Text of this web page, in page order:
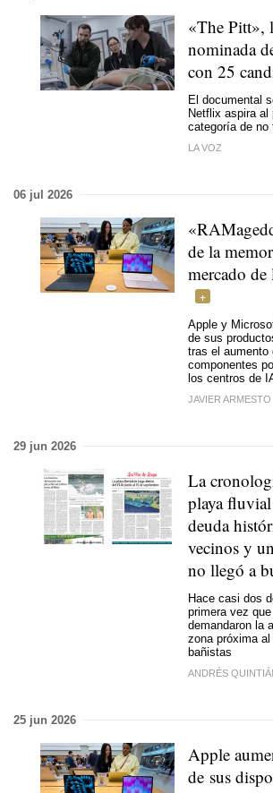
«The Pitt»,
nominada
con 25
El documental
Netflix aspira al
categoría de no
LA VOZ
06 jul 2026
de la
mercado
Apple y
de sus
tras el aumento
componentes
los centros de
JAVIER ARMESTO
29 jun 2026
La
playa
deuda
vecinos y
no llegó a
Hace casi dos
primera vez
demandaron la
zona próxima
bañistas
ANDRÉS
25 jun 2026
Apple
de sus